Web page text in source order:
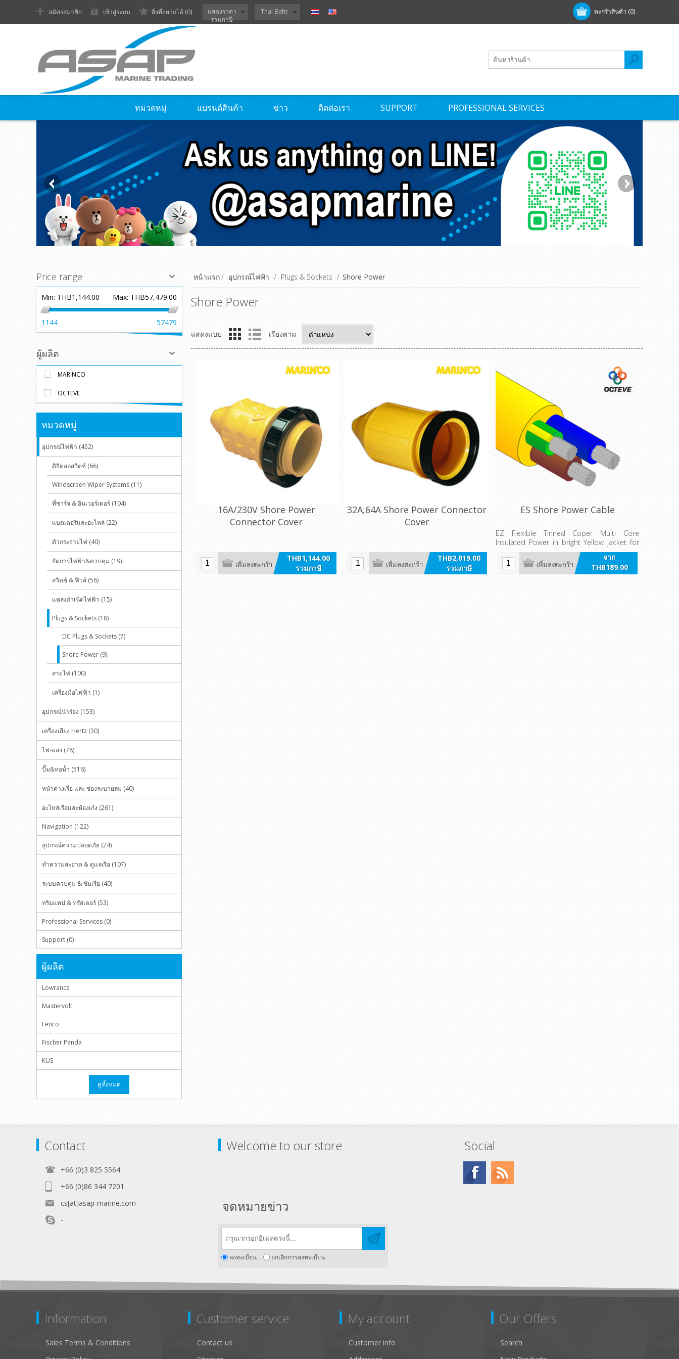
ตะกร้าสินค้า (0)
สมัครสมาชิก เข้าสู่ระบบ สิ่งที่อยากได้ (0)
แสดงราคา
รวมภาษี
Thai Baht
หมวดหมู่ แบรนด์สินค้า ข่าว ติดต่อเรา SUPPORT PROFESSIONAL SERVICES
หน้าแรก/ อุปกรณ์ไฟฟ้า / Plugs & Sockets / Shore Power
Shore Power
แสดงแบบ เรียงตาม
16A/230V Shore Power
Connector Cover
THB1,144.00
รวมภาษี
เพิ่มลงตะกร้า
32A,64A Shore Power Connector
Cover
THB2,019.00
รวมภาษี
เพิ่มลงตะกร้า
ES Shore Power Cable
EZ Flexible Tinned Coper Multi Core
Insulated Power in bright Yellow jacket for
Shore Power AC applications.
จาก
THB189.00
รวมภาษี
เพิ่มลงตะกร้า
Price range
Min: THB1,144.00 Max: THB57,479.00
1144 57479
ผู้ผลิต
MARINCO
OCTEVE
หมวดหมู่
อุปกรณ์ไฟฟ้า (452)
ดิจิตอลสวิตช์ (66)
Windscreen Wiper Systems (11)
ที่ชาร์จ & อินเวอร์เตอร์ (104)
แบตเตอรี่และอะไหล่ (22)
ตัวกระจายไฟ (40)
จัดการไฟฟ้า&ควบคุม (19)
สวิตช์ & ฟิวส์ (56)
แหล่งกำเนิดไฟฟ้า (15)
Plugs & Sockets (18)
DC Plugs & Sockets (7)
Shore Power (9)
สายไฟ (100)
เครื่องมือไฟฟ้า (1)
อุปกรณ์นำร่อง (153)
เครื่องเสียง Hertz (30)
ไฟ-แสง (78)
ปั๊ม&ท่อน้ำ (516)
หน้าต่างเรือ และ ช่องระบายลม (40)
อะไหล่เรือและห้องเก๋ง (261)
Navigation (122)
อุปกรณ์ความปลอดภัย (24)
ทำความสะอาด & ดูแลเรือ (107)
ระบบควบคุม & ขับเรือ (40)
ทริมแทป & ทรัสเตอร์ (53)
Professional Services (0)
Support (0)
ผู้ผลิต
Lowrance
Mastervolt
Lenco
Fischer Panda
KUS
ดูทั้งหมด
Contact
+66 (0)3 825 5564
+66 (0)86 344 7201
cs[at]asap-marine.com
-
Welcome to our store Social
จดหมายข่าว
ลงทะเบียน ยกเลิกการลงทะเบียน
Information
Sales Terms & Conditions
Customer service
Contact us
My account
Customer info
Our Offers
Search